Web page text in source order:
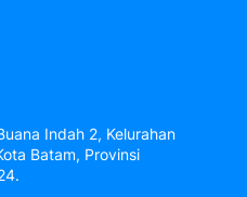
Indah 2, Kelurahan
Batam, Provinsi